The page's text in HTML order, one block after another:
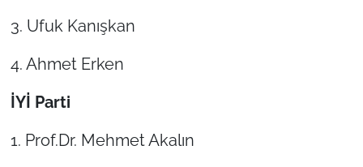
3. Ufuk Kanışkan
4. Ahmet Erken
İYİ Parti
1. Prof.Dr. Mehmet Akalın
Finans
Genel-A